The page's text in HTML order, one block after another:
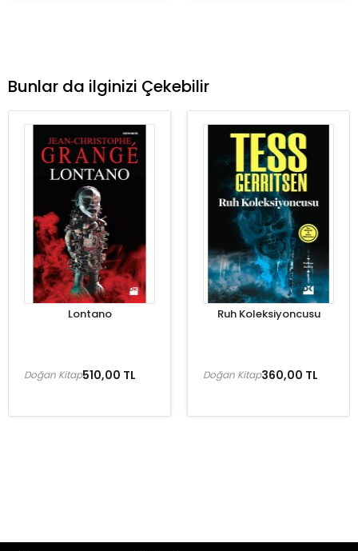
Bunlar da ilginizi Çekebilir
Lontano
510,00 TL
Doğan Kitap
Ruh Koleksiyoncusu
360,00 TL
Doğan Kitap